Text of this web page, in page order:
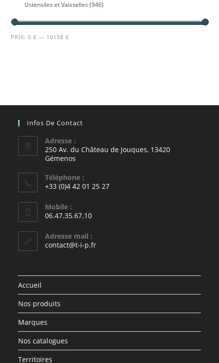
Ustensiles et Vaisselles (946)
PRIX:0 € — 10158 €
Infos De Contact
Adresse :
250 Av. du Château de Jouques, 13420
Gémenos
Téléphone :
+33 (0)4 42 01 25 27
Mobile :
06.47.35.67.10
Adresse mail :
contact@t-i-p.fr
Accueil
Nos produits
Marques
Nos catalogues
Territoires